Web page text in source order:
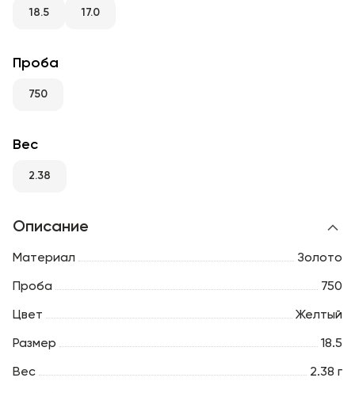
RU
18.5 17.0
Проба
750
Вес
2.38
Описание
Материал Золото
Проба 750
Цвет Желтый
Размер 18.5
Вес 2.38 г